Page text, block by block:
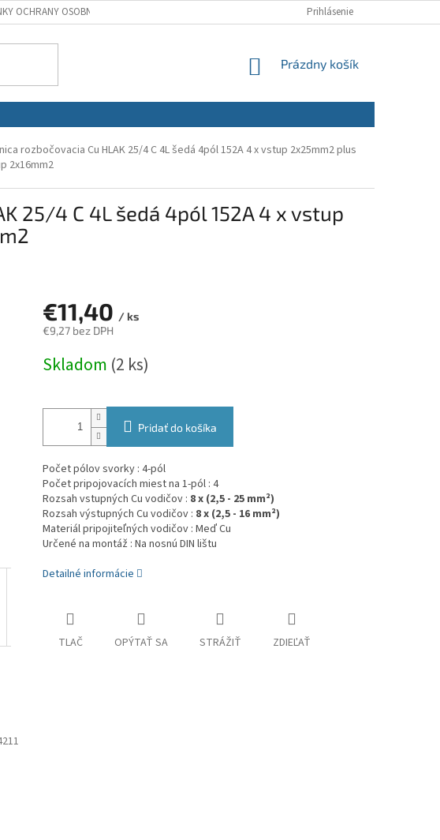
OCHRANY OSOBNÝCH ÚDAJOV REKLAMAČNÝ FORMULÁR
Prihlásenie
NÁKUPNÝ
Prázdny košík
rozbočovacia Cu HLAK 25/4 C 4L šedá 4pól 152A 4 x vstup 2x25mm2 plus
2x16mm2
25/4 C 4L šedá 4pól 152A 4 x vstup
€11,40 / ks
€9,27 bez DPH
cena:
Skladom (2 ks)
Pridať do košíka
Počet pólov svorky : 4-pól
Počet pripojovacích miest na 1-pól : 4
Rozsah vstupných Cu vodičov : 8x (2,5 - 25 mm²)
Rozsah výstupných Cu vodičov : 8 x (2,5 - 16 mm²)
Materiál pripojiteľných vodičov : Meď Cu
Určené na montáž : Na nosnú DIN lištu
Detailné informácie
TLAČ OPÝTAŤ SA STRÁŽIŤ ZDIEĽAŤ